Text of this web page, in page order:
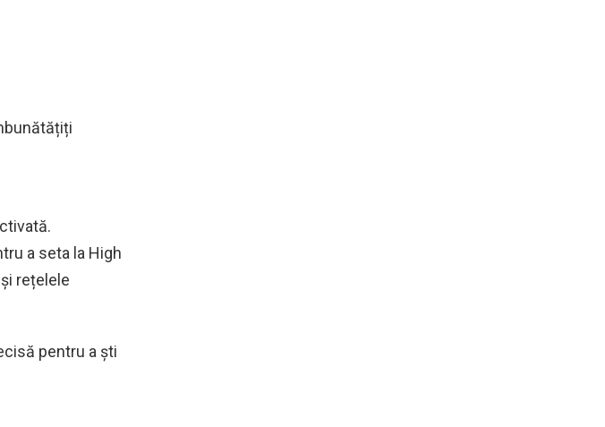
a seta la High
rețelele
pentru a ști